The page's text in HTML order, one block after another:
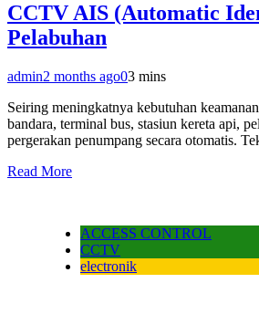
CCTV AIS (Automatic
Pelabuhan
admin2 months ago03 mins
Seiring meningkatnya kebutuhan
bandara, terminal bus, stasiun kereta api,
pergerakan penumpang secara otomatis.
Read More
ACCESS CONTROL
CCTV
electronik